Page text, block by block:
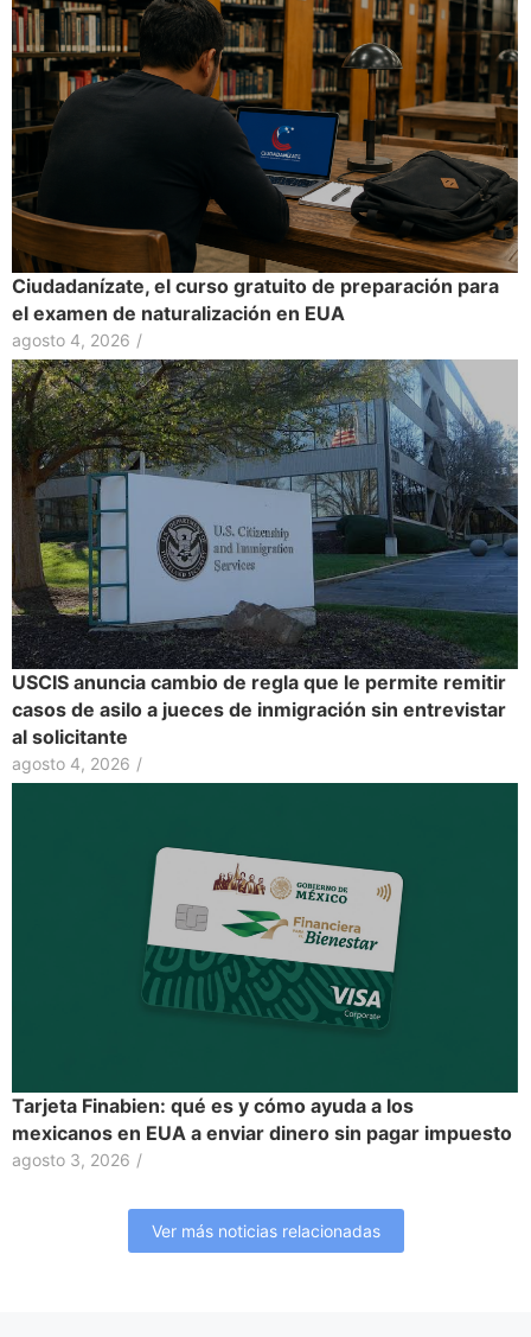
Ciudadanízate, el curso gratuito de preparación para
el examen de naturalización en EUA
agosto 4, 2026 /
USCIS anuncia cambio de regla que le permite remitir
casos de asilo a jueces de inmigración sin entrevistar
al solicitante
agosto 4, 2026 /
Tarjeta Finabien: qué es y cómo ayuda a los
mexicanos en EUA a enviar dinero sin pagar impuesto
agosto 3, 2026 /
Ver más noticias relacionadas